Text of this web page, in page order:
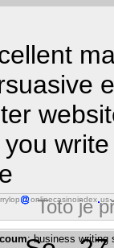
onlinecasinoindex us
Toto je
: business writing